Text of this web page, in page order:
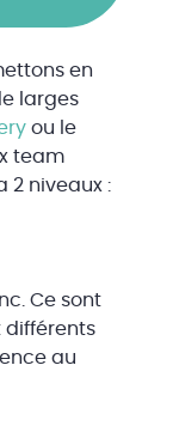
en
larges
ou le
team
2 niveaux :
Ce sont
différents
au